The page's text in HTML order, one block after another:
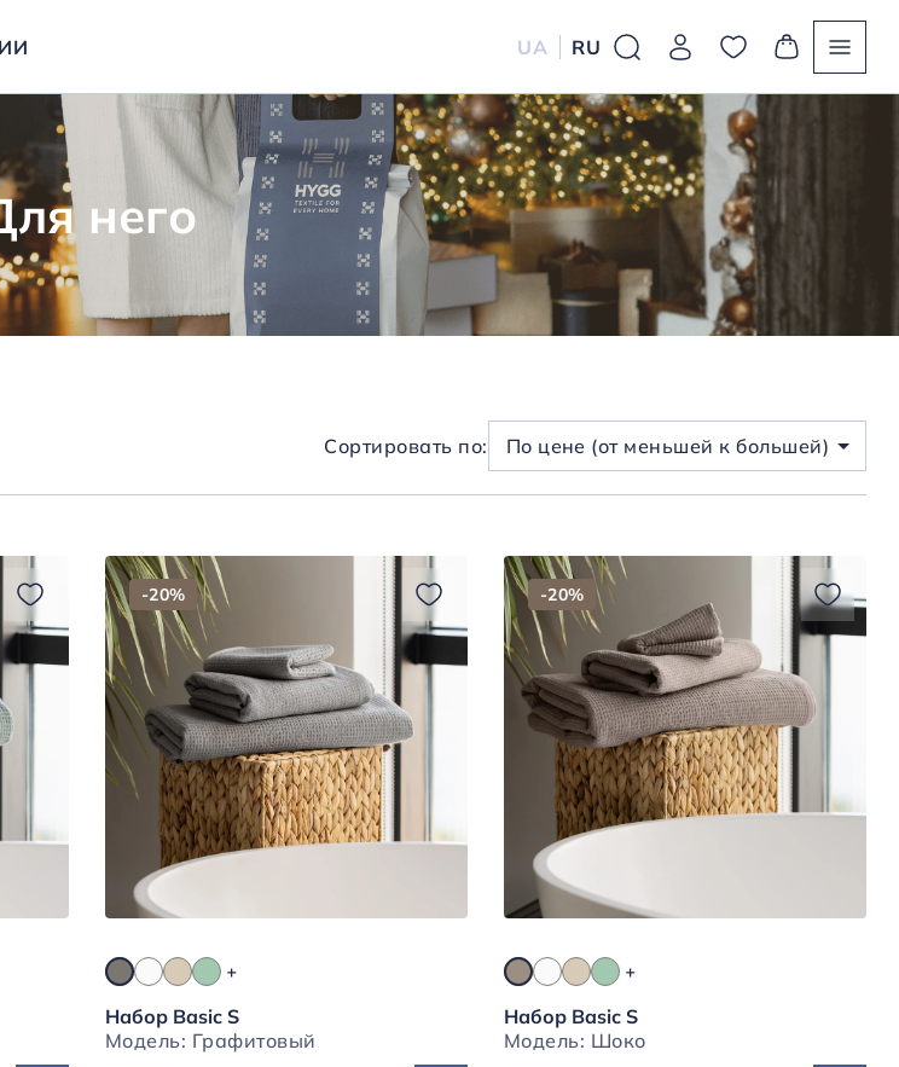
UA RU
него
Сортировать по: По цене (от меньшей к большей)
-20%
Набор Basic S
Модель: Графитовый
-20%
Набор Basic S
Модель: Шоко